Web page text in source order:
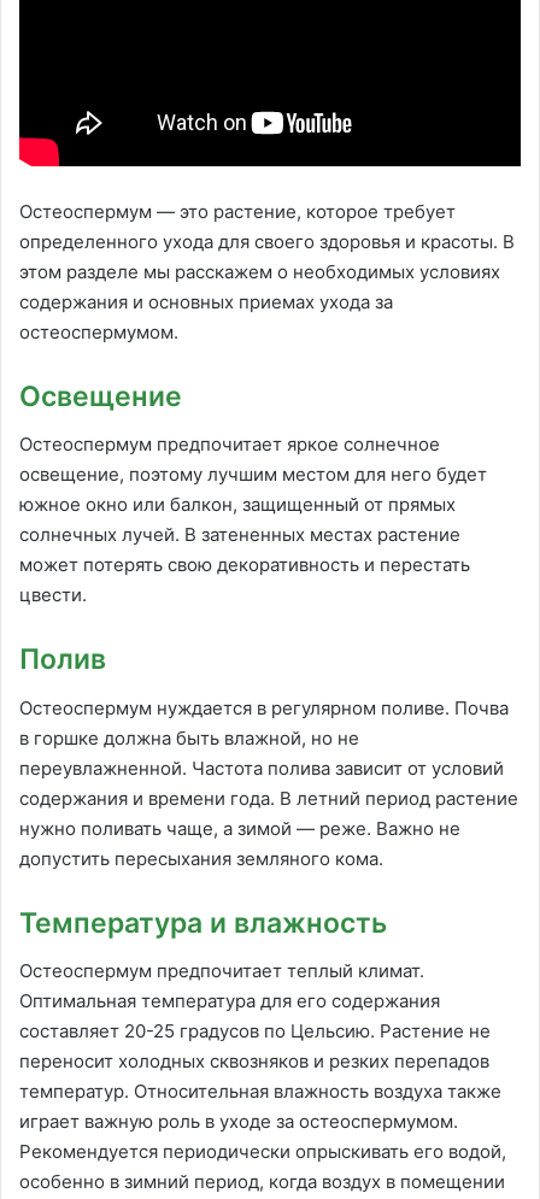
Остеоспермум — это растение, которое требует
определенного ухода для своего здоровья и красоты. В
этом разделе мы расскажем о необходимых условиях
содержания и основных приемах ухода за
остеоспермумом.
Освещение
Остеоспермум предпочитает яркое солнечное
освещение, поэтому лучшим местом для него будет
южное окно или балкон, защищенный от прямых
солнечных лучей. В затененных местах растение
может потерять свою декоративность и перестать
цвести.
Полив
Остеоспермум нуждается в регулярном поливе. Почва
в горшке должна быть влажной, но не
переувлажненной. Частота полива зависит от условий
содержания и времени года. В летний период растение
нужно поливать чаще, а зимой — реже. Важно не
допустить пересыхания земляного кома.
Температура и влажность
Остеоспермум предпочитает теплый климат.
Оптимальная температура для его содержания
составляет 20-25 градусов по Цельсию. Растение не
переносит холодных сквозняков и резких перепадов
температур. Относительная влажность воздуха также
играет важную роль в уходе за остеоспермумом.
Рекомендуется периодически опрыскивать его водой,
особенно в зимний период, когда воздух в помещении